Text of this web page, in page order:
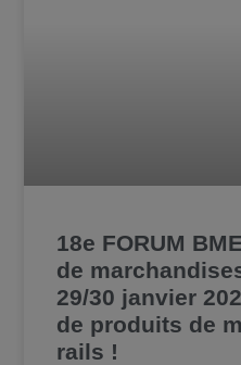
18e FORUM
de
29/30 janvier
de produits de
rails !